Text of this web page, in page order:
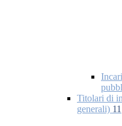
Titolari di
generali) 11